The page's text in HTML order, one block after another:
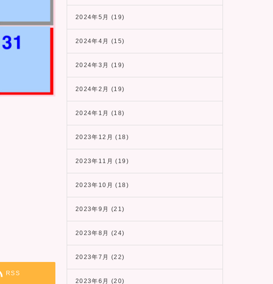
RSS
2024年5月 (19)
2024年4月 (15)
2024年3月 (19)
2024年2月 (19)
2024年1月 (18)
2023年12月 (18)
2023年11月 (19)
2023年10月 (18)
2023年9月 (21)
2023年8月 (24)
2023年7月 (22)
2023年6月 (20)